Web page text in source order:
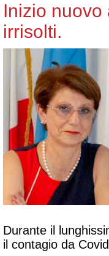
Inizio nuovo
irrisolti.
Durante il
il contagio da